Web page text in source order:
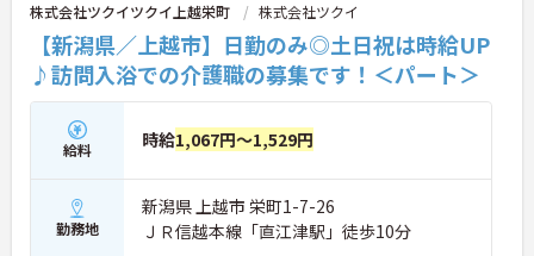
様から直接「ありがとう」と感謝の言葉をいただけ
る機会も多く、日々やりがいを感じながら働けま
す。
◆夜勤がなく「日勤のみ」のお仕事なので、ご家庭
やプライベートとの両立がしやすい職場です。勤務
や時間の相談が可能で、WワークもOK！「今は少し
ずつ働いて、子育てが落ち着いたら日数を増やした
せた働き方が選べます。
◆社内ガイドラインの範囲内で髪色や髪型が自由で
株式会社ツクイツクイ上越栄町 株式会社ツクイ
【新潟県／上越市】日勤のみ◎土日祝は時給UP
♪訪問入浴での介護職の募集です！＜パート＞
給料 時給1,067円～1,529円
勤務地
新潟県 上越市 栄町1-7-26
ＪＲ信越本線「直江津駅」徒歩10分